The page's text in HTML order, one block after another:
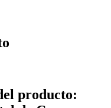
producto: